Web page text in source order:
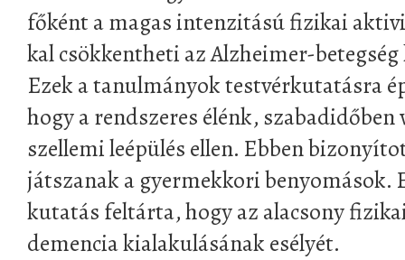
főként a magas intenzitású fizikai
kal csökkentheti az Alzheimer-
Ezek a tanulmányok testvérkutatásra
hogy a rendszeres élénk,
szellemi leépülés ellen. Ebben
játszanak a gyermekkori benyomások.
kutatás feltárta, hogy az alacsony
demencia kialakulásának esélyét.